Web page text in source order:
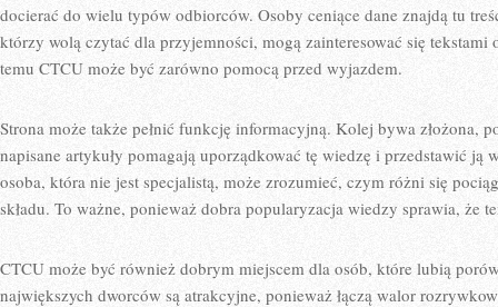
docierać do wielu typów odbiorców. Osoby ceniące dane znajdą tu
którzy wolą czytać dla przyjemności, mogą zainteresować się
temu CTCU może być zarówno pomocą przed wyjazdem.
Strona może także pełnić funkcję informacyjną. Kolej bywa złożona,
napisane artykuły pomagają uporządkować tę wiedzę i przedstawić ją
osoba, która nie jest specjalistą, może zrozumieć, czym różni się
składu. To ważne, ponieważ dobra popularyzacja wiedzy sprawia, że
CTCU może być również dobrym miejscem dla osób, które lubią
największych dworców są atrakcyjne, ponieważ łączą walor